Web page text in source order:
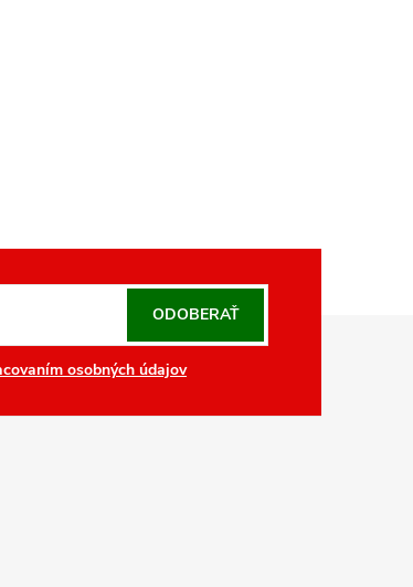
osobných údajov
ODOBERAŤ